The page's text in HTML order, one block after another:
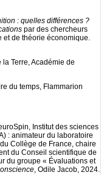
: quelles différences ?
par des chercheurs
et de théorie économique.
Terre, Académie de
du temps, Flammarion
Institut des sciences
: animateur du laboratoire
Collège de France, chaire
du Conseil scientifique de
du groupe « Évaluations et
, Odile Jacob, 2024.